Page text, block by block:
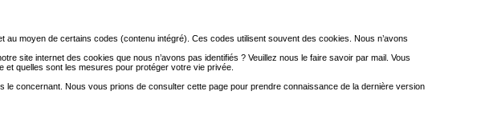
moyen de certains codes (contenu intégré). Ces codes utilisent souvent des cookies. Nous n’avons
site internet des cookies que nous n’avons pas identifiés ? Veuillez nous le faire savoir par mail. Vous
quelles sont les mesures pour protéger votre vie privée.
concernant. Nous vous prions de consulter cette page pour prendre connaissance de la dernière version